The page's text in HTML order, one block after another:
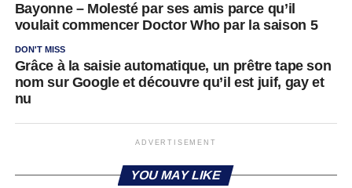
Bayonne – Molesté par ses amis parce qu’il
voulait commencer Doctor Who par la saison 5
DON'T MISS
Grâce à la saisie automatique, un prêtre tape son
nom sur Google et découvre qu’il est juif, gay et
nu
ADVERTISEMENT
YOU MAY LIKE